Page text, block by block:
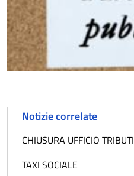
Notizie correlate
CHIUSURA UFFICIO TRIBUTI
TAXI SOCIALE